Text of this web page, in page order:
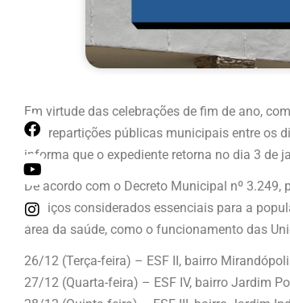
Em virtude das celebrações de fim de ano,
nas repartições públicas municipais entre os
informa que o expediente retorna no dia 3 de
De acordo com o Decreto Municipal nº
serviços considerados essenciais para a
área da saúde, como o funcionamento das
26/12 (Terça-feira) – ESF II, bairro
27/12 (Quarta-feira) – ESF IV, bairro Jardim